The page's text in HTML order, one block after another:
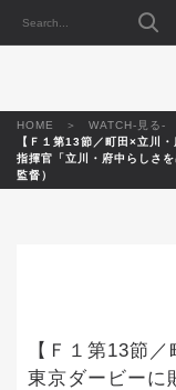
HOME
WATCH-見る-
【Ｆ１第13節／町田×立川
指揮官「立川・府中らしさ
監督）
【Ｆ１第13節
東京ダービーに